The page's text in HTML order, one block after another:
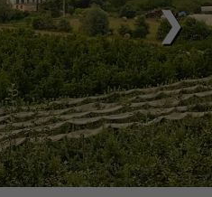
❯